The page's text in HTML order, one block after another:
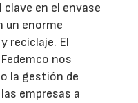
clave en el envase
un enorme
reciclaje. El
nos
la gestión de
empresas a